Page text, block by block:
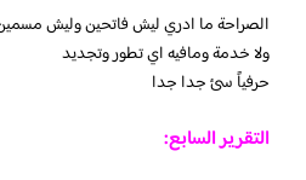
الصراحة ما ادري ليش فاتحين وليش
ولا خدمة ومافيه اي تطور وتجديد
حرفياً سئ جدا جدا
التقرير السابع: